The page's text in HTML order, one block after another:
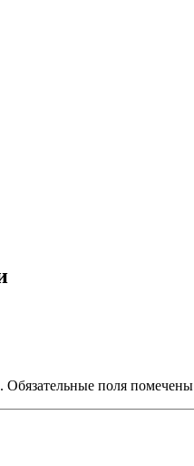
Обязательные поля помечены